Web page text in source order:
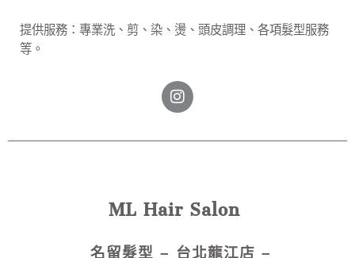
提供服務：專業洗、剪、染、燙、頭皮調理、各項髮型服務
等 。
ML Hair Salon
名留髮型 – 台北龍江店 –